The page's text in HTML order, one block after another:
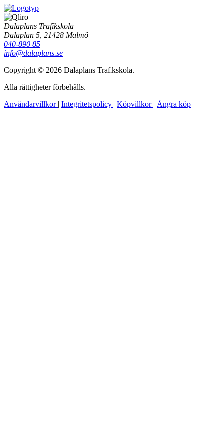
Dalaplans Trafikskola
Dalaplan 5, 21428 Malmö
040-890 85
info@dalaplans.se
Copyright © 2026 Dalaplans Trafikskola.
Alla rättigheter förbehålls.
Användarvillkor | Integritetspolicy | Köpvillkor | Ångra köp